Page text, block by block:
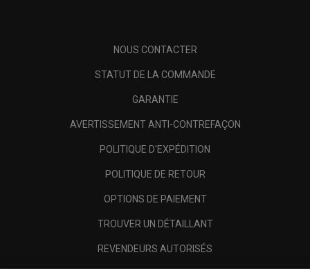
NOUS CONTACTER
STATUT DE LA COMMANDE
GARANTIE
AVERTISSEMENT ANTI-CONTREFAÇON
POLITIQUE D'EXPÉDITION
POLITIQUE DE RETOUR
OPTIONS DE PAIEMENT
TROUVER UN DÉTAILLANT
REVENDEURS AUTORISÉS